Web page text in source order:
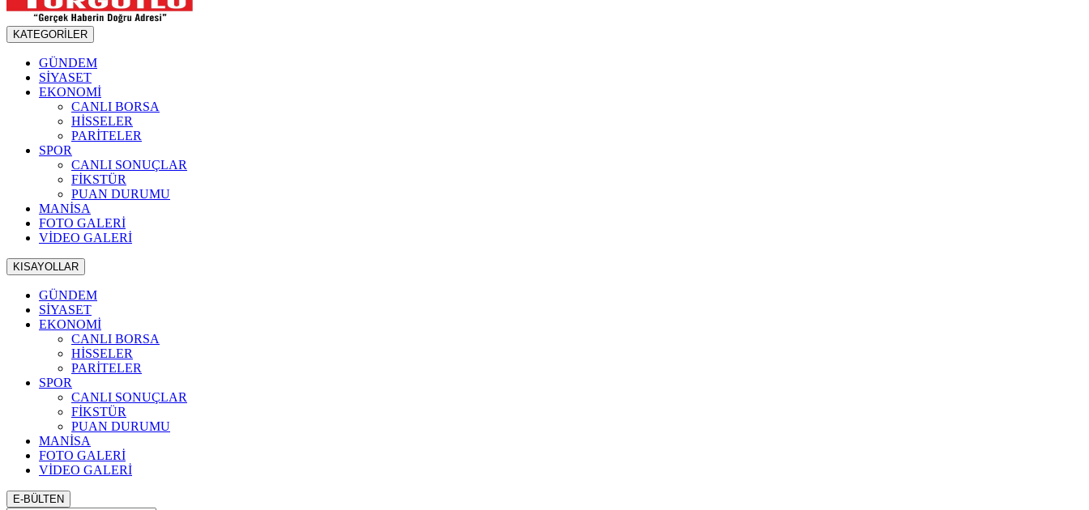
KATEGORİLER
GÜNDEM
SİYASET
EKONOMİ
CANLI BORSA
HİSSELER
PARİTELER
SPOR
CANLI SONUÇLAR
FİKSTÜR
PUAN DURUMU
MANİSA
FOTO GALERİ
VİDEO GALERİ
KISAYOLLAR
GÜNDEM
SİYASET
EKONOMİ
CANLI BORSA
HİSSELER
PARİTELER
SPOR
CANLI SONUÇLAR
FİKSTÜR
PUAN DURUMU
MANİSA
FOTO GALERİ
VİDEO GALERİ
E-BÜLTEN